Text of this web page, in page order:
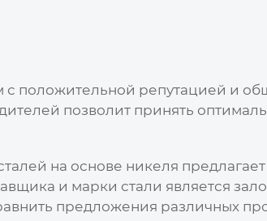
положительной репутацией и
позволит принять
на основе никеля
и марки стали является
предложения различных